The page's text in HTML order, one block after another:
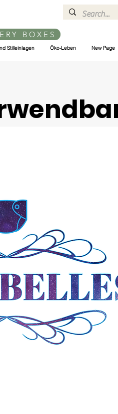
BOXES
Stilleinlagen Öko-Leben New Page